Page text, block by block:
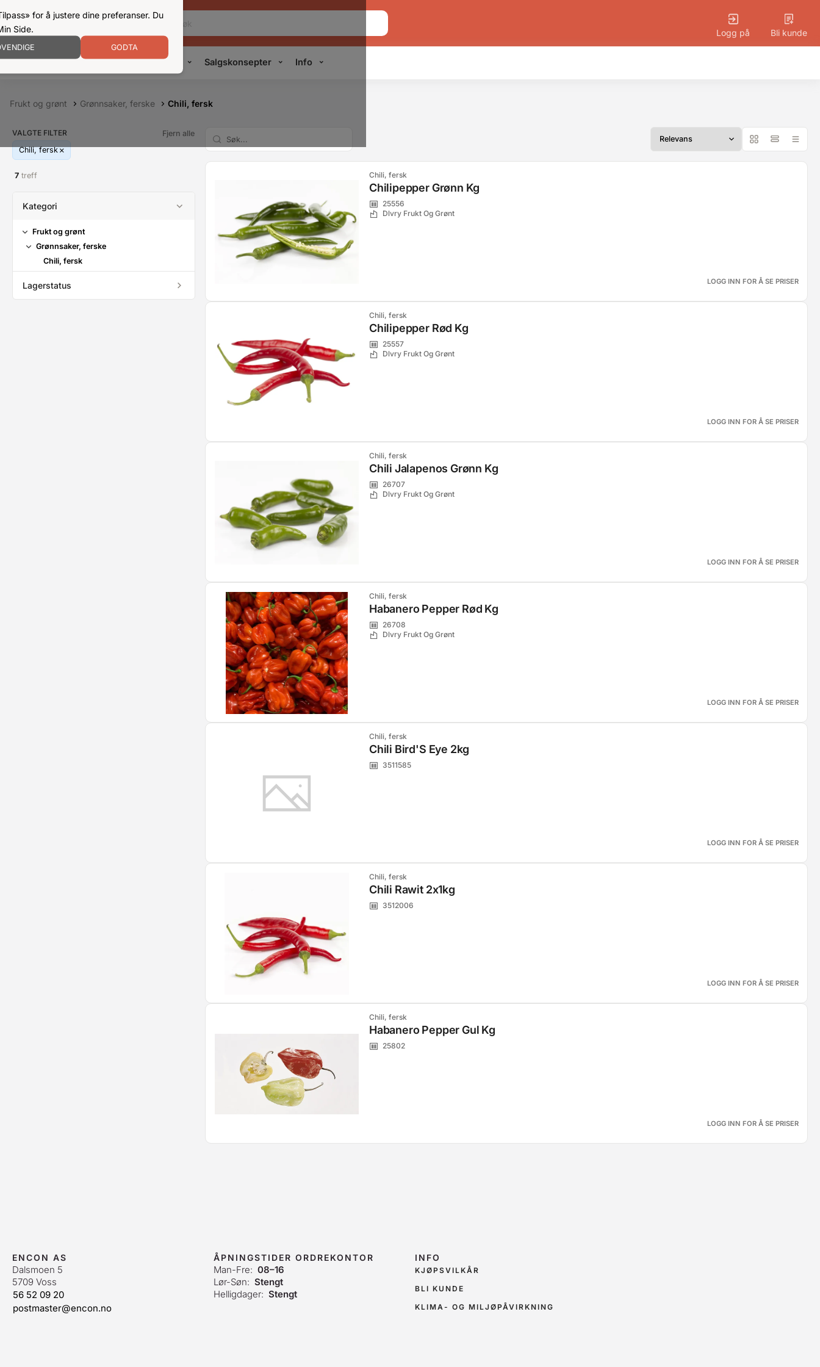
for å justere dine preferanser. Du
Side.
GODTA
Logg på Bli kunde
Kampanjer Produkter Konsepter Salgskonsepter Info
Frukt og grønt Grønnsaker, ferske Chili, fersk
VALGTE FILTER
Fjern alle
Chili, fersk
7 treff
Kategori
Frukt og grønt
Grønnsaker, ferske
Chili, fersk
Lagerstatus
Chili, fersk
Chilipepper Grønn Kg
25556
Dlvry Frukt Og Grønt
LOGG INN FOR Å SE PRISER
Chili, fersk
Chilipepper Rød Kg
25557
Dlvry Frukt Og Grønt
LOGG INN FOR Å SE PRISER
Chili, fersk
Chili Jalapenos Grønn Kg
26707
Dlvry Frukt Og Grønt
LOGG INN FOR Å SE PRISER
Chili, fersk
Habanero Pepper Rød Kg
26708
Dlvry Frukt Og Grønt
LOGG INN FOR Å SE PRISER
Chili, fersk
Chili Bird'S Eye 2kg
3511585
LOGG INN FOR Å SE PRISER
Chili, fersk
Chili Rawit 2x1kg
3512006
LOGG INN FOR Å SE PRISER
Chili, fersk
Habanero Pepper Gul Kg
25802
LOGG INN FOR Å SE PRISER
ENCON AS
Dalsmoen 5
5709 Voss
56 52 09 20
postmaster@encon.no
ÅPNINGSTIDER ORDREKONTOR
Man-Fre: 08–16
Lør-Søn: Stengt
Helligdager: Stengt
INFO
KJØPSVILKÅR
BLI KUNDE
KLIMA- OG MILJØPÅVIRKNING